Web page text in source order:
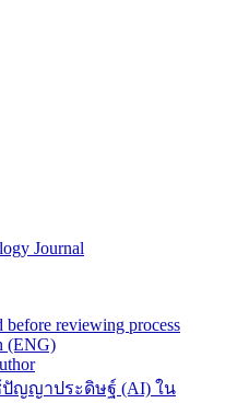
Journal
before reviewing process
(ENG)
ญญาประดิษฐ์ (AI) ใน